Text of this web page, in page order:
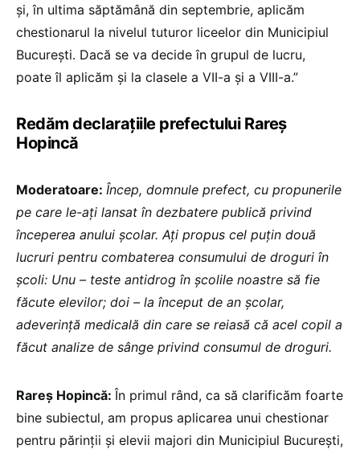
și, în ultima săptămână din septembrie, aplicăm
chestionarul la nivelul tuturor liceelor din Municipiul
București. Dacă se va decide în grupul de lucru,
poate îl aplicăm și la clasele a VII-a și a VIII-a.”
Redăm declarațiile prefectului Rareș
Hopincă
Moderatoare: Încep, domnule prefect, cu propunerile
pe care le-ați lansat în dezbatere publică privind
începerea anului școlar. Ați propus cel puțin două
lucruri pentru combaterea consumului de droguri în
școli: Unu – teste antidrog în școlile noastre să fie
făcute elevilor; doi – la început de an școlar,
adeverință medicală din care se reiasă că acel copil a
făcut analize de sânge privind consumul de droguri.
Rareș Hopincă: În primul rând, ca să clarificăm foarte
bine subiectul, am propus aplicarea unui chestionar
pentru părinții și elevii majori din Municipiul București,